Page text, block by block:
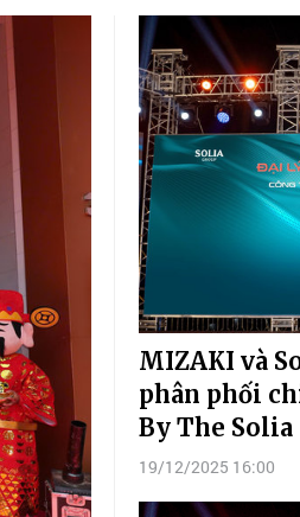
MIZAKI và
phân phối
By The Solia
19/12/2025 16:00